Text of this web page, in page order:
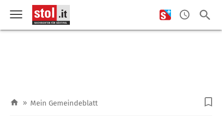
» Mein Gemeindeblatt